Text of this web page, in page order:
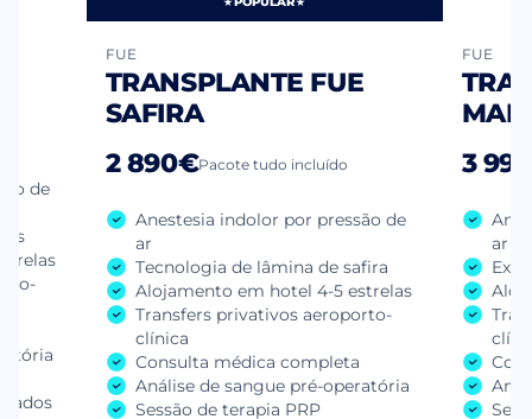
de
FUE
TRANSPLANTE FUE
SAFIRA
2 890€Pacote tudo incluído
Anestesia indolor por pressão de
ar
Tecnologia de lâmina de safira
Alojamento em hotel 4-5 estrelas
Transfers privativos aeroporto-
clínica
Consulta médica completa
Análise de sangue pré-operatória
Sessão de terapia PRP
FUE
3
ar